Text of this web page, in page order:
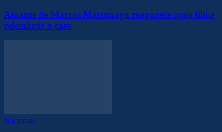
Amante de Marcos Matsunaga reaparece após filme
relembrar o caso
Nacionais